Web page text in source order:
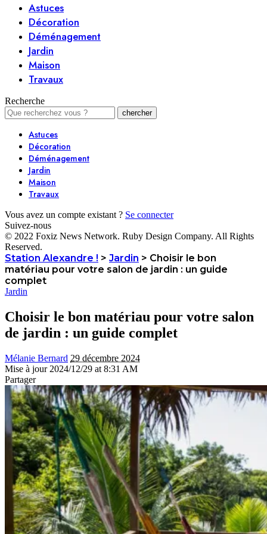
Astuces
Décoration
Déménagement
Jardin
Maison
Travaux
Recherche
Astuces
Décoration
Déménagement
Jardin
Maison
Travaux
Vous avez un compte existant ? Se connecter
Suivez-nous
© 2022 Foxiz News Network. Ruby Design Company. All Rights
Reserved.
Station Alexandre ! > Jardin > Choisir le bon
matériau pour votre salon de jardin : un guide
complet
Jardin
Choisir le bon matériau pour votre salon
de jardin : un guide complet
Mélanie Bernard 29 décembre 2024
Mise à jour 2024/12/29 at 8:31 AM
Partager